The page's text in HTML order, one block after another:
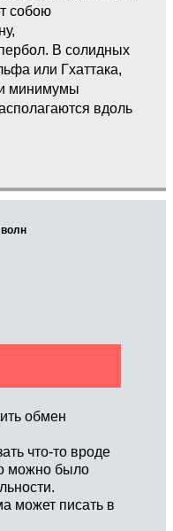
собою
В солидных
или Гхаттака,
минимумы
вдоль
обмен
что-то вроде
можно было
может писать в